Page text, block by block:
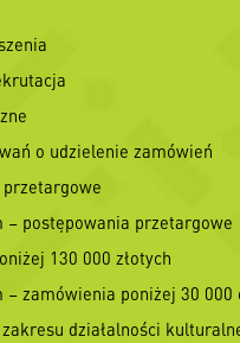
o udzielenie zamówień
– postępowania przetargowe
130 000 złotych
– zamówienia poniżej 30 000
działalności